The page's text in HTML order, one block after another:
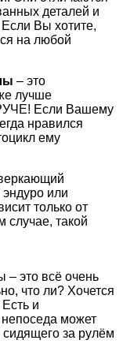
деталей и
Вы хотите,
на любой
– это
лучше
Если Вашему
нравился
ему
или
только от
такой
это всё очень
что ли? Хочется
и
может
за рулём